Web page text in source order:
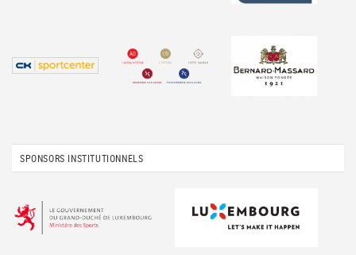
SPONSORS INSTITUTIONNELS